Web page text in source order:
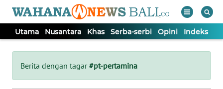
Utama Nusantara Khas Serba-serbi Opini Indeks
Berita dengan tagar#pt-pertamina
Tutup